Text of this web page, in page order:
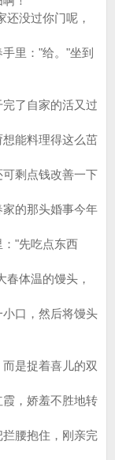
没过你门呢，
里："给。"坐到
了自家的活又过
能料理得这么茁
剩点钱改善一下
的那头婚事今年
"先吃点东西
体温的馒头，
口，然后将馒头
是捉着喜儿的双
，娇羞不胜地转
腰抱住，刚亲完